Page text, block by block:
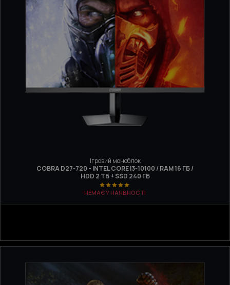
Ігровий моноблок
COBRA D27-720 - INTEL CORE I3-10100 / RAM 16 ГБ /
HDD 2 ТБ + SSD 240 ГБ
НЕМАЄ У НАЯВНОСТІ